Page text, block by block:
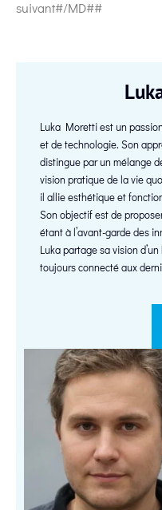
suivant#/MD##
Luka Moretti est un
et de technologie. Son
distingue par un mélange
vision pratique de la vie
il allie esthétique et
Son objectif est de
étant à l’avant-garde des
Luka partage sa vision
toujours connecté aux